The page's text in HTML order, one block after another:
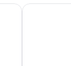
American Canyon
Fairfield Inn